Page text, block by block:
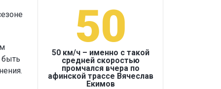
быть
50
50 км/ч – именно с такой
средней скоростью
промчался вчера по
афинской трассе Вячеслав
Екимов